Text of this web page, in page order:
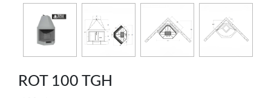
ROT 100 TGH